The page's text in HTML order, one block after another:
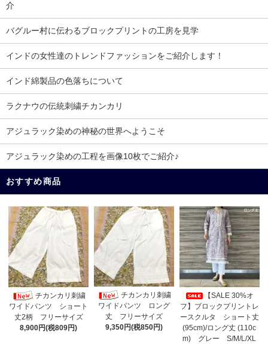
介
バグルー村に伝わるブロックプリントの工房を見学
インドの女性達のトレンドファッションをご紹介します！
インド綿製品の色落ちについて
ラクナウの伝統刺繍チカンカリ
アジュラック染めの神秘の世界へようこそ
アジュラック染めの工程を画像10枚でご紹介♪
おすすめ商品
チカンカリ刺繍
ワイドパンツ ショート
丈2柄 フリーサイズ
8,900円(税809円)
チカンカリ刺繍
ワイドパンツ ロング
丈 フリーサイズ
9,350円(税850円)
【SALE 30%オ
フ】ブロックプリントレ
ースクルタ ショート丈
(95cm)/ロング丈 (110c
m) グレー S/M/L/XL